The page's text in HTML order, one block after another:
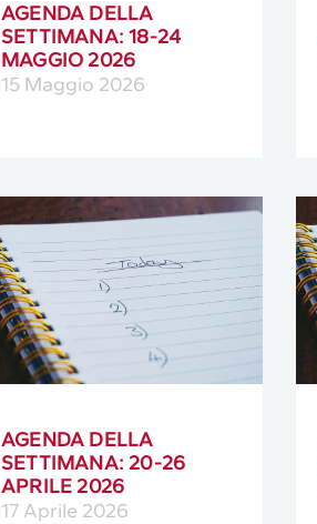
AGENDA DELLA
SETTIMANA: 18-24
MAGGIO 2026
15 Maggio 2026
AGENDA DELLA
SETTIMANA: 20-26
APRILE 2026
17 Aprile 2026